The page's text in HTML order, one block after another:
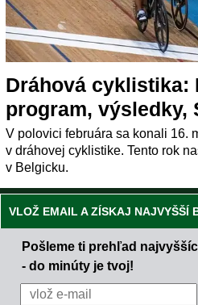
Dráhová cyklistika:
program, výsledky,
V polovici februára sa konali 16.
v dráhovej cyklistike. Tento rok
v Belgicku.
VLOŽ EMAIL A ZÍSKAJ NAJVYŠŠÍ
Pošleme ti prehľad
- do minúty je tvoj!